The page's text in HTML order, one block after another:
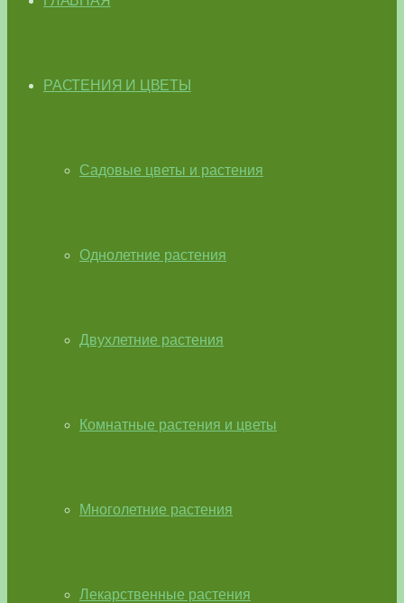
РАСТЕНИЯ И ЦВЕТЫ
Садовые цветы и растения
Однолетние растения
Двухлетние растения
Комнатные растения и цветы
Многолетние растения
Лекарственные растения